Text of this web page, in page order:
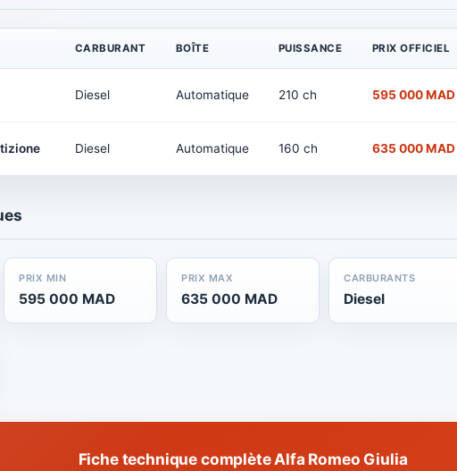
CARBURANT BOÎTE PUISSANCE PRIX OFFICIEL
Diesel Automatique 210 ch 595 000 MAD
Diesel Automatique 160 ch 635 000 MAD
PRIX MIN
595 000 MAD
PRIX MAX
635 000 MAD
CARBURANTS
Diesel
Fiche technique complète Alfa Romeo Giulia